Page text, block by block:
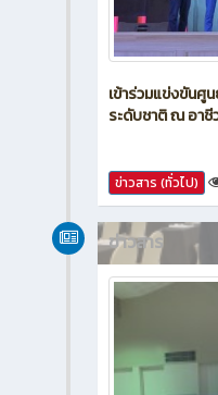
เข้าร่วมแข่งขันศู
ระดับชาติ ณ อา
ข่าวสาร (ทั่วไป)
ข่าวสาร